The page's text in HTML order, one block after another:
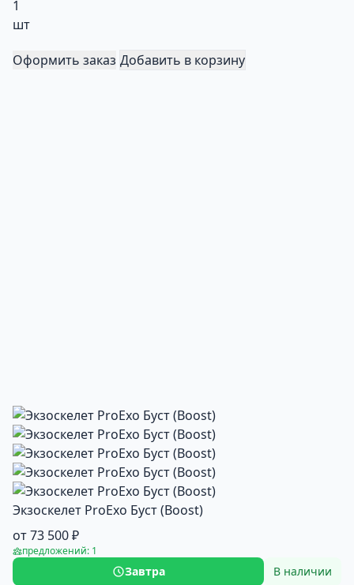
1
шт
Оформить заказ Добавить в корзину
Экзоскелет ProExo Буст (Boost)
от 73 500 ₽
предложений: 1
Завтра В наличии